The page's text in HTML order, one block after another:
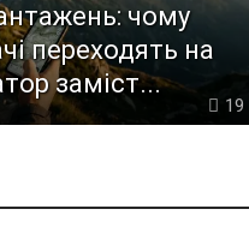
чому
переходять на
заміст...
19